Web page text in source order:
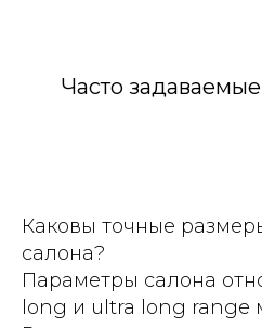
Часто
Каковы точные
салона?
Параметры салона
long и ultra long range